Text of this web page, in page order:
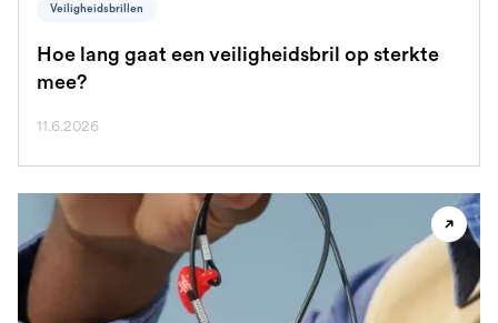
Veiligheidsbrillen
Hoe lang gaat een veiligheidsbril op sterkte
mee?
11.6.2026